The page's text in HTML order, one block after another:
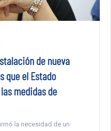
de nueva
que el Estado
medidas de
la necesidad de un